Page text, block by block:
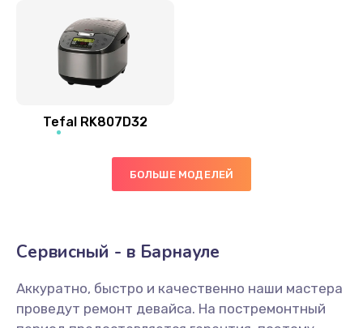
Tefal RK807D32
БОЛЬШЕ МОДЕЛЕЙ
Сервисный - в Барнауле
Аккуратно, быстро и качественно наши мастера
проведут ремонт девайса. На постремонтный